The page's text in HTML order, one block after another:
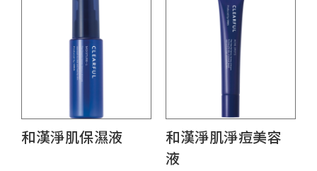
和漢淨肌保濕液
和漢淨肌淨痘美容
液